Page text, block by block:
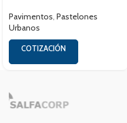
Pavimentos, Pastelones
Urbanos
COTIZACIÓN